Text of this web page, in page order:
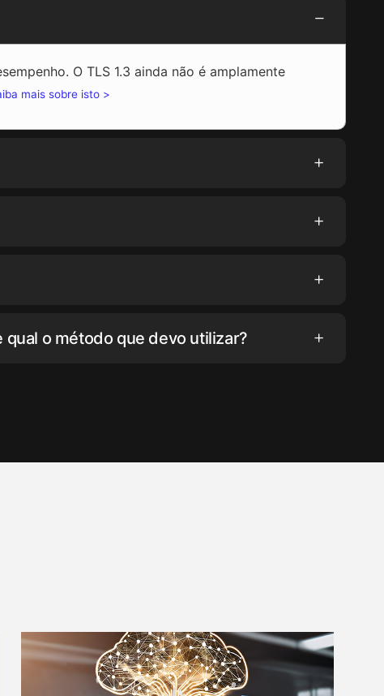
O TLS 1.3 ainda não é amplamente
mais sobre isto >
qual o método que devo utilizar?